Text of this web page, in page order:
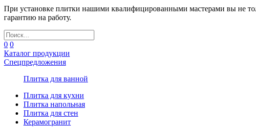
При установке плитки нашими квалифицированными мастерами вы не
гарантию на работу.
0 0
Каталог продукции
Спецпредложения
Плитка для ванной
Плитка для кухни
Плитка напольная
Плитка для стен
Керамогранит